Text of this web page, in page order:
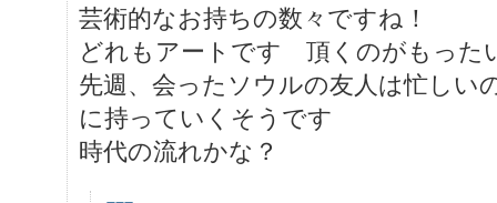
芸術的なお持ちの数々ですね！
どれもアートです 頂くのがもった
先週、会ったソウルの友人は忙しい
に持っていくそうです
時代の流れかな？